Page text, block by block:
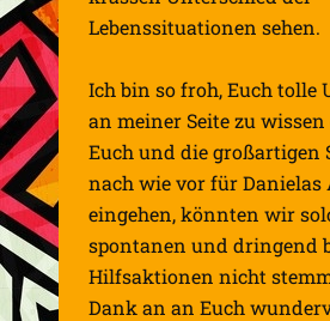
Lebenssituationen sehen.
Ich bin so froh, Euch tolle
an meiner Seite zu
Euch und die großartigen
nach wie vor für Danielas
eingehen, könnten wir
spontanen und dringend
Hilfsaktionen nicht
Dank an an Euch